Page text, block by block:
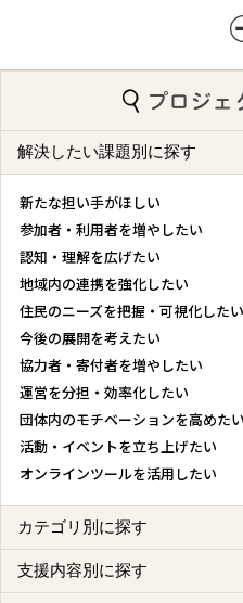
解決したい課題別に探す
新たな担い手がほしい
参加者・利用者を増やしたい
認知・理解を広げたい
地域内の連携を強化したい
住民のニーズを把握・可視化したい
今後の展開を考えたい
協力者・寄付者を増やしたい
運営を分担・効率化したい
団体内のモチベーションを高めたい
活動・イベントを立ち上げたい
オンラインツールを活用したい
カテゴリ別に探す
支援内容別に探す